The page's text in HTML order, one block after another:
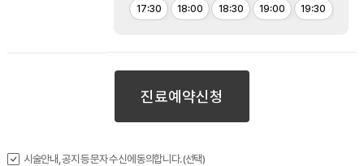
17:30 18:00 18:30 19:00 19:30
진료예약신청
시술안내, 공지 등 문자 수신에 동의합니다.(선택)